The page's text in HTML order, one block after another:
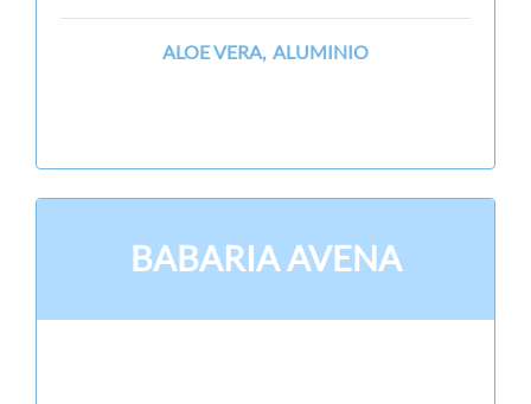
ALOE VERA, ALUMINIO
BABARIA AVENA